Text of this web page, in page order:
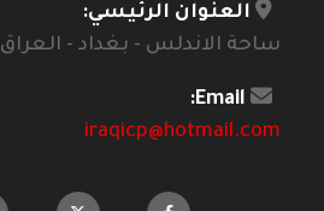
العنوان الرئيسي:
ساحة الاندلس - بغداد - العراق
Email:
iraqicp@hotmail.com